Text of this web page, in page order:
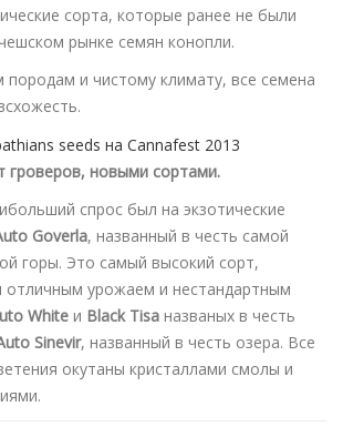
сорта, которые ранее не были
рынке семян конопли.
породам и чистому климату, все семена
гроверов, новыми сортами.
спрос был на экзотические
Goverla, названный в честь самой
горы. Это самый высокий сорт,
отличным урожаем и нестандартным
White и Black Tisa названых в честь
Sinevir, названный в честь озера. Все
окутаны кристаллами смолы и